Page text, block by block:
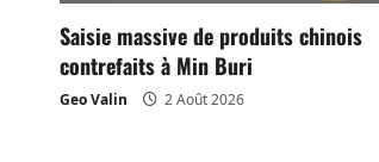
Saisie massive de produits chinois
contrefaits à Min Buri
Geo Valin 2 Août 2026